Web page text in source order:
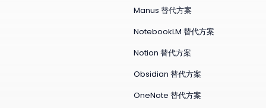
Manus 替代方案
NotebookLM 替代方案
Notion 替代方案
Obsidian 替代方案
OneNote 替代方案